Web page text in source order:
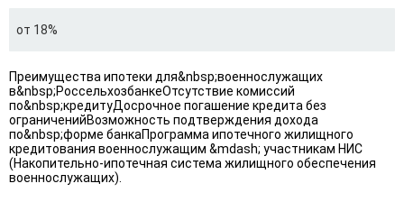
от 18%
Преимущества ипотеки для&nbsp;военнослужащих
в&nbsp;РоссельхозбанкеОтсутствие комиссий
по&nbsp;кредитуДосрочное погашение кредита без
ограниченийВозможность подтверждения дохода
по&nbsp;форме банкаПрограмма ипотечного жилищного
кредитования военнослужащим &mdash; участникам НИС
(Накопительно-ипотечная система жилищного обеспечения
военнослужащих).